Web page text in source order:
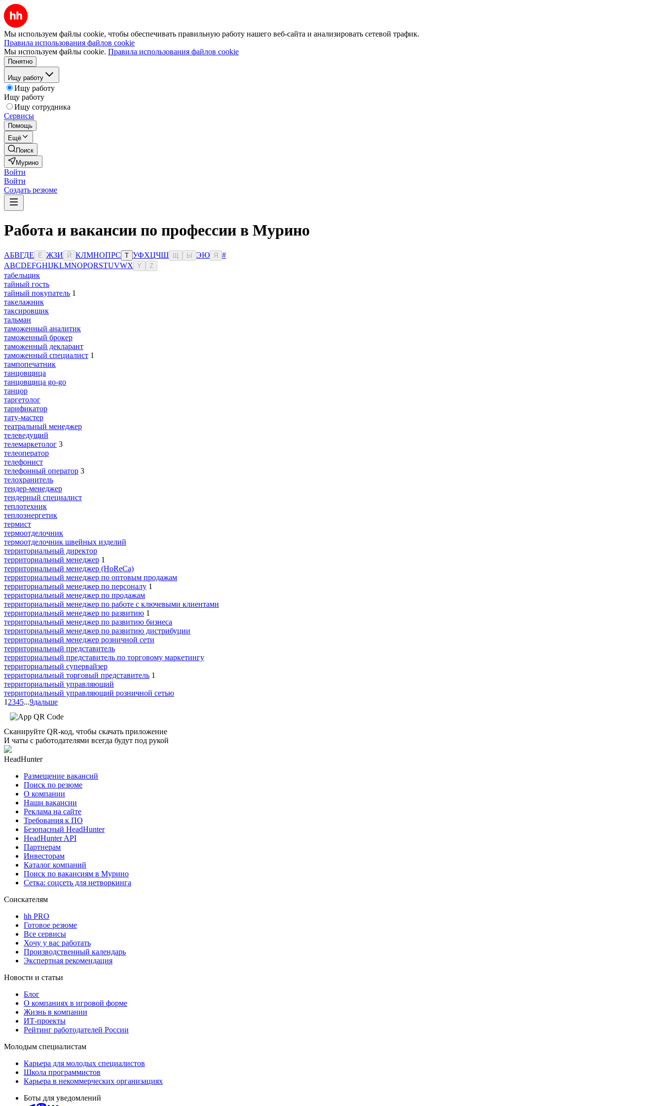
Мы используем файлы cookie, чтобы обеспечивать правильную работу нашего веб-сайта и анализировать сетевой трафик.
Правила использования файлов cookie
Мы используем файлы cookie. Правила использования файлов cookie
Понятно
Ищу работу
Ищу работу
Ищу работу
Ищу сотрудника
Сервисы
Помощь
Ещё
Поиск
Мурино
Войти
Войти
Создать резюме
Работа и вакансии по профессии в Мурино
АБВГДЕ Ё ЖЗИ Й КЛМНОПРС Т УФХЦЧШ Ы ЭЮ Я
#
ABCDEFGHIJKLMNOPQRSTUVWX Y Z
табельщик
тайный гость
тайный покупатель 1
такелажник
таксировщик
тальман
таможенный аналитик
таможенный брокер
таможенный декларант
таможенный специалист 1
тампопечатник
танцовщица
танцовщица go-go
танцор
таргетолог
тарификатор
тату-мастер
театральный менеджер
телеведущий
телемаркетолог 3
телеоператор
телефонист
телефонный оператор 3
телохранитель
тендер-менеджер
тендерный специалист
теплотехник
теплоэнергетик
термист
термоотделочник
термоотделочник швейных изделий
территориальный директор
территориальный менеджер 1
территориальный менеджер (HoReCa)
территориальный менеджер по оптовым продажам
территориальный менеджер по персоналу 1
территориальный менеджер по продажам
территориальный менеджер по работе с ключевыми клиентами
территориальный менеджер по развитию 1
территориальный менеджер по развитию бизнеса
территориальный менеджер по развитию дистрибуции
территориальный менеджер розничной сети
территориальный представитель
территориальный представитель по торговому маркетингу
территориальный супервайзер
территориальный торговый представитель 1
территориальный управляющий
территориальный управляющий розничной сетью
1 2345...9дальше
Сканируйте QR-код, чтобы скачать приложение
И чаты с работодателями всегда будут под рукой
HeadHunter
Размещение вакансий
Поиск по резюме
О компании
Наши вакансии
Реклама на сайте
Требования к ПО
Безопасный HeadHunter
HeadHunter API
Партнерам
Инвесторам
Каталог компаний
Поиск по вакансиям в Мурино
Сетка: соцсеть для нетворкинга
Соискателям
hh PRO
Готовое резюме
Все сервисы
Хочу у вас работать
Производственный календарь
Экспертная рекомендация
Новости и статьи
Блог
О компаниях в игровой форме
Жизнь в компании
ИТ-проекты
Рейтинг работодателей России
Молодым специалистам
Карьера для молодых специалистов
Школа программистов
Карьера в некоммерческих организациях
Боты для уведомлений